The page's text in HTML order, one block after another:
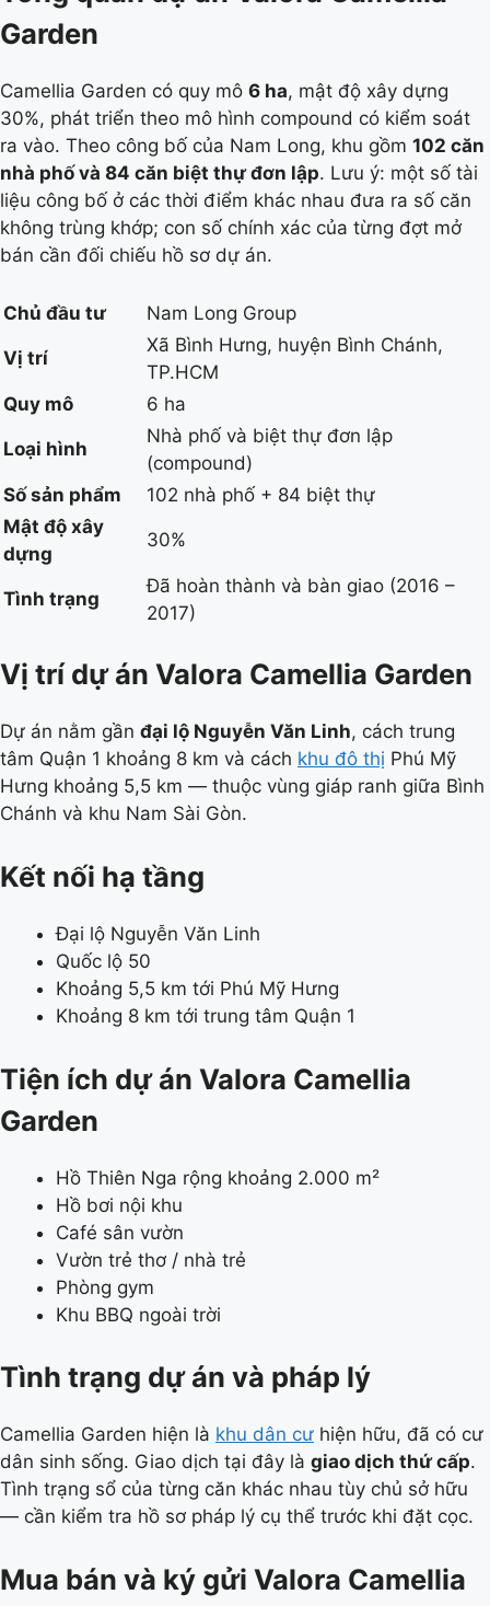
Garden
Camellia Garden có quy mô 6 ha, mật độ xây dựng
30%, phát triển theo mô hình compound có kiểm soát
ra vào. Theo công bố của Nam Long, khu gồm 102 căn
nhà phố và 84 căn biệt thự đơn lập. Lưu ý: một số tài
liệu công bố ở các thời điểm khác nhau đưa ra số căn
không trùng khớp; con số chính xác của từng đợt mở
bán cần đối chiếu hồ sơ dự án.
Chủ đầu tư Nam Long Group
Vị trí
Xã Bình Hưng, huyện Bình Chánh,
TP.HCM
Quy mô
6 ha
Loại hình
Nhà phố và biệt thự đơn lập
(compound)
Số sản phẩm
102 nhà phố + 84 biệt thự
Mật độ xây
dựng
30%
Tình trạng
Đã hoàn thành và bàn giao (2016 –
2017)
Vị trí dự án Valora Camellia Garden
Dự án nằm gần đại lộ Nguyễn Văn Linh, cách trung
tâm Quận 1 khoảng 8 km và cách khu đô thị Phú Mỹ
Hưng khoảng 5,5 km — thuộc vùng giáp ranh giữa Bình
Chánh và khu Nam Sài Gòn.
Kết nối hạ tầng
Đại lộ Nguyễn Văn Linh
Quốc lộ 50
Khoảng 5,5 km tới Phú Mỹ Hưng
Khoảng 8 km tới trung tâm Quận 1
Tiện ích dự án Valora Camellia
Garden
Hồ Thiên Nga rộng khoảng 2.000 m²
Hồ bơi nội khu
Café sân vườn
Vườn trẻ thơ / nhà trẻ
Phòng gym
Khu BBQ ngoài trời
Tình trạng dự án và pháp lý
Camellia Garden hiện là khu dân cư hiện hữu, đã có cư
dân sinh sống. Giao dịch tại đây là giao dịch thứ cấp.
Tình trạng sổ của từng căn khác nhau tùy chủ sở hữu
— cần kiểm tra hồ sơ pháp lý cụ thể trước khi đặt cọc.
Mua bán và ký gửi Valora Camellia